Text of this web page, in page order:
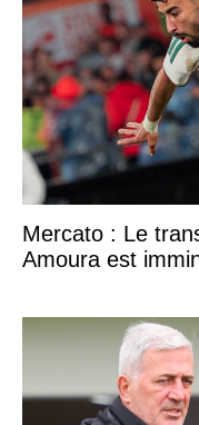
Mercato : Le
Amoura est